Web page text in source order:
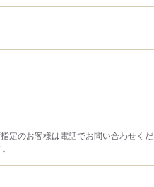
定のお客様は電話でお問い合わせくだ